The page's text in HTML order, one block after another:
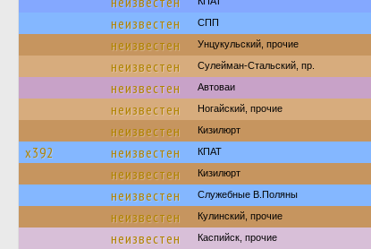
неизвестен СПП
неизвестен Унцукульский, прочие
неизвестен Сулейман-Стальский, пр.
неизвестен Автоваи
неизвестен Ногайский, прочие
неизвестен Кизилюрт
х392 неизвестен КПАТ
неизвестен Кизилюрт
неизвестен Служебные В.Поляны
неизвестен Кулинский, прочие
неизвестен Каспийск, прочие